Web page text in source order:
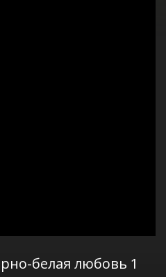
белая любовь 1